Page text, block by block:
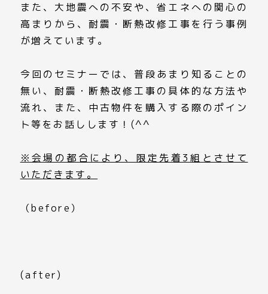
また、大地震への不安や、省エネへの関心の
高まりから、耐震・断熱改修工事を行う事例
が増えています。
今回のセミナーでは、普段あまり知ることの
無い、耐震・断熱改修工事の具体的な方法や
流れ、また、中古物件を購入する際のポイン
ト等をお話しします！(^^
※会場の都合により、限定先着3組とさせて
いただきます。
（before）
(after)